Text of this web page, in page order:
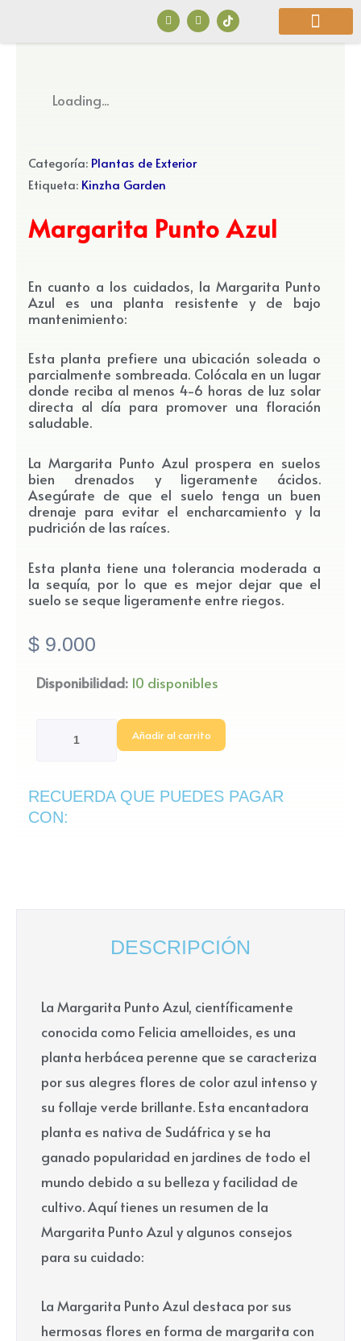
F
a
c
e
I
n
s
t
Loading...
Categoría: Plantas de Exterior
Etiqueta: Kinzha Garden
Margarita Punto Azul
En cuanto a los cuidados, la Margarita Punto
Azul es una planta resistente y de bajo
mantenimiento:
Esta planta prefiere una ubicación soleada o
parcialmente sombreada. Colócala en un lugar
donde reciba al menos 4-6 horas de luz solar
directa al día para promover una floración
saludable.
La Margarita Punto Azul prospera en suelos
bien drenados y ligeramente ácidos.
Asegúrate de que el suelo tenga un buen
drenaje para evitar el encharcamiento y la
pudrición de las raíces.
Esta planta tiene una tolerancia moderada a
la sequía, por lo que es mejor dejar que el
suelo se seque ligeramente entre riegos.
$ 9.000
Disponibilidad: 10 disponibles
Margarita
Añadir al carrito
RECUERDA QUE PUEDES PAGAR
CON:
DESCRIPCIÓN
La Margarita Punto Azul, científicamente
conocida como Felicia amelloides, es una
planta herbácea perenne que se caracteriza
por sus alegres flores de color azul intenso y
su follaje verde brillante. Esta encantadora
planta es nativa de Sudáfrica y se ha
ganado popularidad en jardines de todo el
mundo debido a su belleza y facilidad de
cultivo. Aquí tienes un resumen de la
Margarita Punto Azul y algunos consejos
para su cuidado:
La Margarita Punto Azul destaca por sus
hermosas flores en forma de margarita con